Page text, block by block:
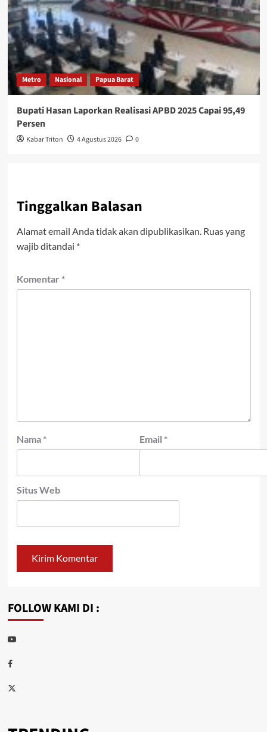
Metro Nasional Papua Barat
Bupati Hasan Laporkan Realisasi APBD 2025 Capai 95,49
Persen
Kabar Triton 4 Agustus 2026 0
Tinggalkan Balasan
Alamat email Anda tidak akan dipublikasikan. Ruas yang
wajib ditandai *
Komentar *
Nama * Email *
Situs Web
FOLLOW KAMI DI :
Youtube
Facebook
Twitter